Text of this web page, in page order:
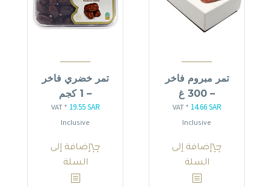
تمر مبروم فاخر
– 300 غ
السعر
الأصلي
17.25 SAR.
14.66SAR
السعر
الحالي
14.66 SAR.
* VAT
Inclusive
إضافة إلى
السلة
تمر خضري فاخر
– 1 كجم
السعر
الأصلي
23.00 SAR.
19.55SAR
السعر
الحالي
19.55 SAR.
* VAT
Inclusive
إضافة إلى
السلة